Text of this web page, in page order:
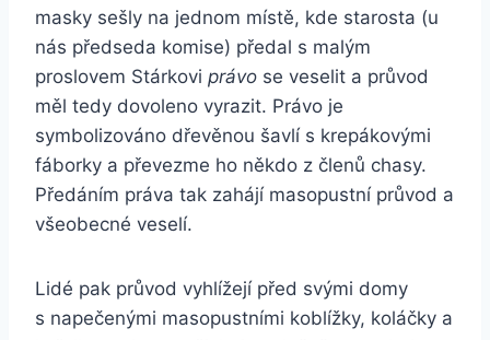
masky sešly na jednom místě, kde starosta (u
nás předseda komise) předal s malým
proslovem Stárkovi právo se veselit a průvod
měl tedy dovoleno vyrazit. Právo je
symbolizováno dřevěnou šavlí s krepákovými
fáborky a převezme ho někdo z členů chasy.
Předáním práva tak zahájí masopustní průvod a
všeobecné veselí.
Lidé pak průvod vyhlížejí před svými domy
s napečenými masopustními koblížky, koláčky a